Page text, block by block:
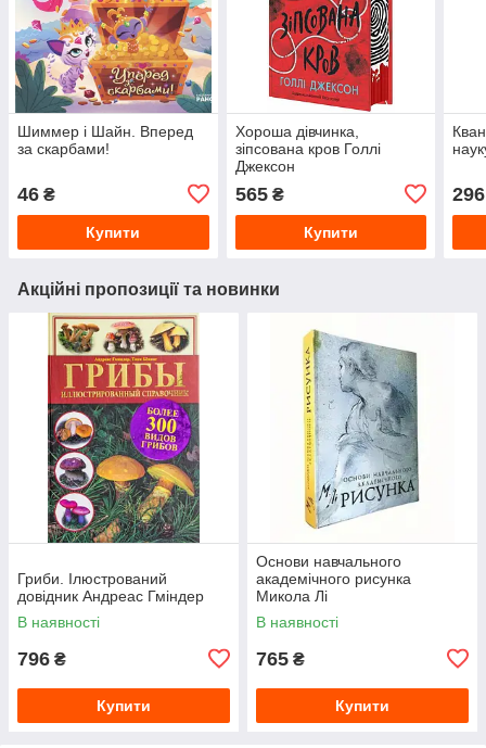
Шиммер і Шайн. Вперед
за скарбами!
46 ₴
Купити
Хороша дівчинка,
зіпсована кров Голлі
Джексон
565₴
Купити
296
Акційні пропозиції та новинки
Гриби. Ілюстрований
довідник Андреас Гміндер
В наявності
796 ₴
Купити
Основи навчального
академічного рисунка
Микола Лі
В наявності
765 ₴
Купити